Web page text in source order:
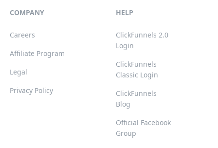
COMPANY
Careers
Affiliate Program
Legal
Privacy Policy
HELP
ClickFunnels 2.0
Login
ClickFunnels
Classic Login
ClickFunnels
Blog
Official Facebook
Group